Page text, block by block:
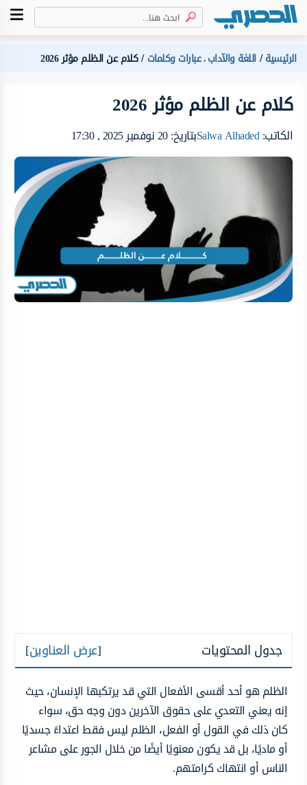
الرئيسية اللغة والآداب،عبارات وكلمات كلام عن الظلم مؤثر 2026
كلام عن الظلم مؤثر 2026
الكاتب:Salwa Alhadedبتاريخ: 20 نوفمبر 2025 , 17:30
جدول المحتويات [عرض العناوين]
الظلم هو أحد أقسى الأفعال التي قد يرتكبها الإنسان، حيث
إنه يعني التعدي على حقوق الآخرين دون وجه حق، سواء
كان ذلك في القول أو الفعل، الظلم ليس فقط اعتداءً جسديًا
أو ماديًا، بل قد يكون معنويًا أيضًا من خلال الجور على مشاعر
الناس أو انتهاك كرامتهم.